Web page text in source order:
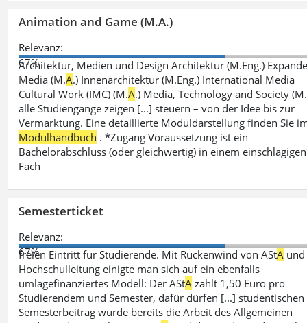
Animation and Game (M.A.)
Relevanz:
67%
Architektur, Medien und Design Architektur (M.Eng.)
Media (M.A.) Innenarchitektur (M.Eng.) International Media
Cultural Work (IMC) (M.A.) Media, Technology and Society
alle Studiengänge zeigen [...] steuern – von der Idee bis zur
Vermarktung. Eine detaillierte Moduldarstellung finden Sie
Modulhandbuch . *Zugang Voraussetzung ist ein
Bachelorabschluss (oder gleichwertig) in einem einschlägigen
Fach
Semesterticket
Relevanz:
67%
freien Eintritt für Studierende. Mit Rückenwind von AStA und
Hochschulleitung einigte man sich auf ein ebenfalls
umlagefinanziertes Modell: Der AStA zahlt 1,50 Euro pro
Studierendem und Semester, dafür dürfen [...] studentischen
Semesterbeitrag wurde bereits die Arbeit des Allgemeinen